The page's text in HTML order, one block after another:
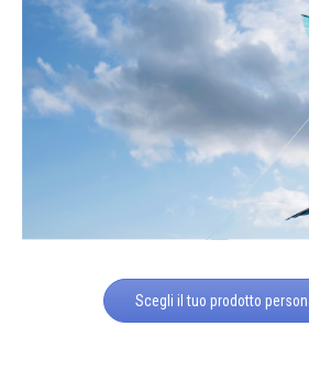
Scegli il tuo prodotto